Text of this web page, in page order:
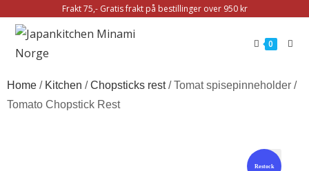
Frakt 75,- Gratis frakt på bestillinger over 950 kr
0
Home / Kitchen /Chopsticks rest/ Tomat spisepinneholder /
Tomato Chopstick Rest
Restock